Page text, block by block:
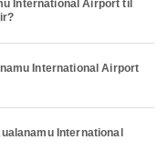
International Airport til
International Airport
International